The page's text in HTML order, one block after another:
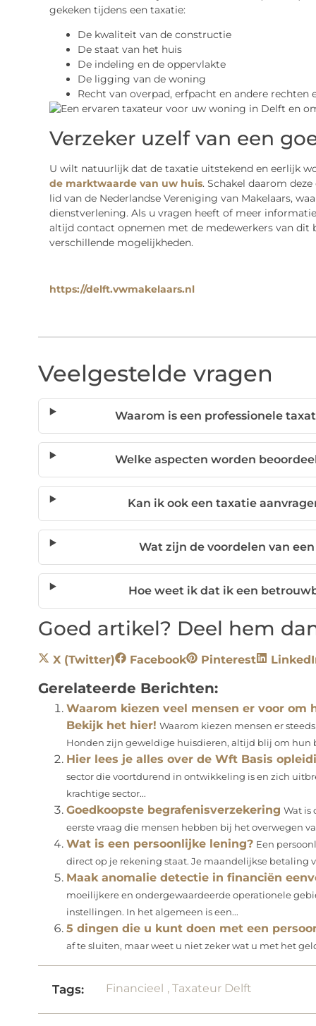
gekeken tijdens een taxatie:
De kwaliteit van de constructie
De staat van het huis
De indeling en de oppervlakte
De ligging van de woning
Recht van overpad, erfpacht en andere rechten
Verzeker uzelf van een
U wilt natuurlijk dat de taxatie uitstekend en eerlijk
de marktwaarde van uw huis. Schakel daarom
lid van de Nederlandse Vereniging van Makelaars,
dienstverlening. Als u vragen heeft of meer
altijd contact opnemen met de medewerkers van dit
verschillende mogelijkheden.
https://delft.vwmakelaars.nl
Veelgestelde vragen
Waarom is een professionele
Welke aspecten worden
Kan ik ook een taxatie
Wat zijn de voordelen van
Hoe weet ik dat ik een
Goed artikel? Deel hem
X (Twitter) Facebook Pinterest
Gerelateerde Berichten:
Waarom kiezen veel mensen er voor
Bekijk het hier! Waarom kiezen mensen er
Honden zijn geweldige huisdieren, altijd blij om hun
Hier lees je alles over de Wft Basis
sector die voortdurend in ontwikkeling is en zich
krachtige sector...
Goedkoopste begrafenisverzekering Wat is
eerste vraag die mensen hebben bij het overwegen
Wat is een persoonlijke lening? Een
direct op je rekening staat. Je maandelijkse betaling
Maak anomalie detectie in financiën
moeilijkere en ondergewaardeerde operationele
instellingen. In het algemeen is een...
5 dingen die u kunt doen met een
af te sluiten, maar weet u niet zeker wat u met het
Tags: Financieel ,Taxateur Delft